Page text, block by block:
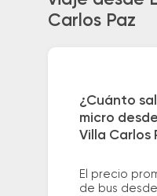
Carlos Paz
¿Cuánto
micro
Villa Carlos
El precio
de bus